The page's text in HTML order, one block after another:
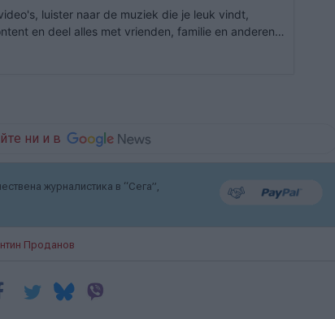
luister naar de muziek die je leuk vindt,
en deel alles met vrienden, familie en anderen
ни и в
журналистика в “Сега”,
Проданов